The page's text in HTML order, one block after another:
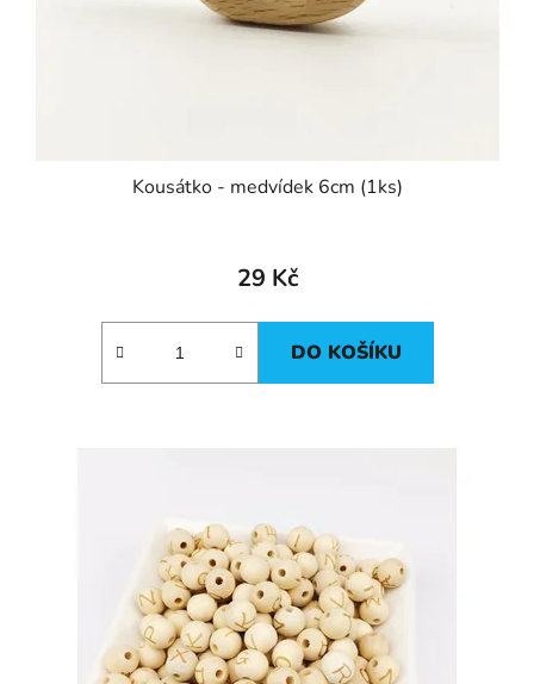
Kousátko - medvídek 6cm (1ks)
29 Kč
DO KOŠÍKU